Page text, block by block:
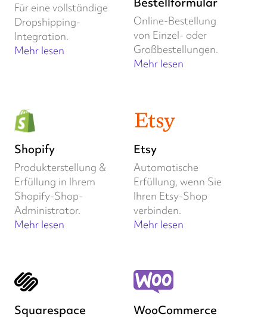
Für eine vollständige
Dropshipping-
Integration.
Mehr lesen
Online-Bestellung
von Einzel- oder
Großbestellungen.
Mehr lesen
Shopify
Produkterstellung &
Erfüllung in Ihrem
Shopify-Shop-
Administrator.
Mehr lesen
Etsy
Automatische
Erfüllung, wenn Sie
Ihren Etsy-Shop
verbinden.
Mehr lesen
Squarespace WooCommerce